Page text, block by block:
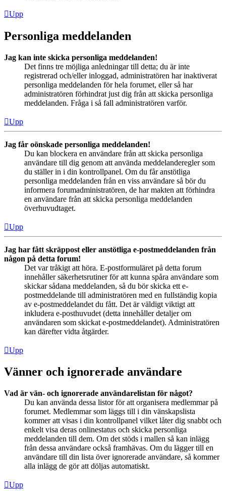
Upp
Personliga meddelanden
Jag kan inte skicka personliga meddelanden!
Det finns tre möjliga anledningar till detta; du är inte
registrerad och/eller inloggad, administratören har inaktiverat
personliga meddelanden för hela forumet, eller så har
administratören förhindrat just dig från att skicka personliga
meddelanden. Fråga i så fall administratören varför.
Upp
Jag får oönskade personliga meddelanden!
Du kan blockera en användare från att skicka personliga
användare till dig genom att använda meddelanderegler som
du ställer in i din kontrollpanel. Om du får anstötliga
personliga meddelanden från en viss användare så bör du
informera forumadministratören, de har makten att förhindra
en användare från att skicka personliga meddelanden
överhuvudtaget.
Upp
Jag har fått skräppost eller anstötliga e-postmeddelanden från
någon på detta forum!
Det var tråkigt att höra. E-postformuläret på detta forum
innehåller säkerhetsrutiner för att kunna spåra användare som
skickar sådana meddelanden, så du bör skicka ett e-
postmeddelande till administratören med en fullständig kopia
av e-postmeddelandet du fått. Det är väldigt viktigt att
inkludera e-posthuvudet (detta innehåller detaljer om
användaren som skickat e-postmeddelandet). Administratören
kan därefter vidta åtgärder.
Upp
Vänner och ignorerade användare
Vad är vän- och ignorerade användarelistan för något?
Du kan använda dessa listor för att organisera medlemmar på
forumet. Medlemmar som läggs till i din vänskapslista
kommer att visas i din kontrollpanel vilket låter dig snabbt och
enkelt visa deras onlinestatus och skicka personliga
meddelanden till dem. Om det stöds i mallen så kan inlägg
från dessa användare också framhävas. Om du lägger till en
användare till din lista över ignorerade användare, så kommer
alla inlägg de gör att döljas automatiskt.
Upp